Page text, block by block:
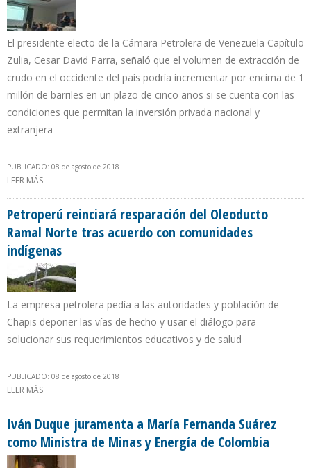
El presidente electo de la Cámara Petrolera de Venezuela Capítulo
Zulia, Cesar David Parra, señaló que el volumen de extracción de
crudo en el occidente del país podría incrementar por encima de 1
millón de barriles en un plazo de cinco años si se cuenta con las
condiciones que permitan la inversión privada nacional y
extranjera
PUBLICADO: 08 de agosto de 2018
LEER MÁS
DEL SECTOR PRIVADO
Petroperú reinciará resparación del Oleoducto
Ramal Norte tras acuerdo con comunidades
indígenas
La empresa petrolera pedía a las autoridades y población de
Chapis deponer las vías de hecho y usar el diálogo para
solucionar sus requerimientos educativos y de salud
PUBLICADO: 08 de agosto de 2018
LEER MÁS
Iván Duque juramenta a María Fernanda Suárez
como Ministra de Minas y Energía de Colombia